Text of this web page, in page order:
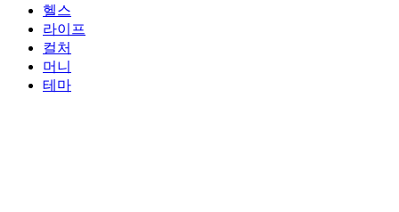
헬스
라이프
컬처
머니
테마